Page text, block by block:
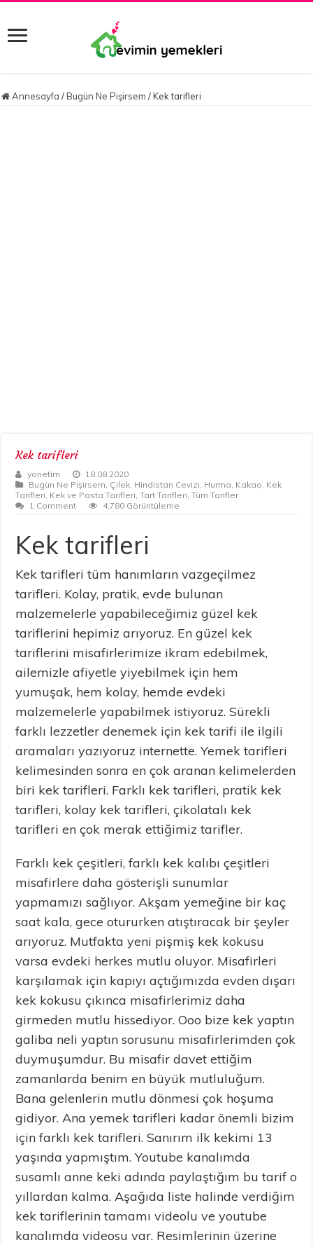
Annesayfa / Bugün Ne Pişirsem / Kek tarifleri
Kek tarifleri
yonetim
18.08.2020
Bugün Ne Pişirsem, Çilek, Hindistan Cevizi, Hurma, Kakao, Kek
Tarifleri, Kek ve Pasta Tarifleri,Tart Tarifleri,Tüm Tarifler
1 Comment
4,780 Görüntüleme
Kek tarifleri
Kek tarifleri tüm hanımların vazgeçilmez
tarifleri. Kolay, pratik, evde bulunan
malzemelerle yapabileceğimiz güzel kek
tariflerini hepimiz arıyoruz. En güzel kek
tariflerini misafirlerimize ikram edebilmek,
ailemizle afiyetle yiyebilmek için hem
yumuşak, hem kolay, hemde evdeki
malzemelerle yapabilmek istiyoruz. Sürekli
farklı lezzetler denemek için kek tarifi ile ilgili
aramaları yazıyoruz internette. Yemek tarifleri
kelimesinden sonra en çok aranan kelimelerden
biri kek tarifleri. Farklı kek tarifleri, pratik kek
tarifleri, kolay kek tarifleri, çikolatalı kek
tarifleri en çok merak ettiğimiz tarifler.
Farklı kek çeşitleri, farklı kek kalıbı çeşitleri
misafirlere daha gösterişli sunumlar
yapmamızı sağlıyor. Akşam yemeğine bir kaç
saat kala, gece otururken atıştıracak bir şeyler
arıyoruz. Mutfakta yeni pişmiş kek kokusu
varsa evdeki herkes mutlu oluyor. Misafirleri
karşılamak için kapıyı açtığımızda evden dışarı
kek kokusu çıkınca misafirlerimiz daha
girmeden mutlu hissediyor. Ooo bize kek yaptın
galiba neli yaptın sorusunu misafirlerimden çok
duymuşumdur. Bu misafir davet ettiğim
zamanlarda benim en büyük mutluluğum.
Bana gelenlerin mutlu dönmesi çok hoşuma
gidiyor. Ana yemek tarifleri kadar önemli bizim
için farklı kek tarifleri. Sanırım ilk kekimi 13
yaşında yapmıştım. Youtube kanalımda
susamlı anne keki adında paylaştığım bu tarif o
yıllardan kalma. Aşağıda liste halinde verdiğim
kek tariflerinin tamamı videolu ve youtube
kanalımda videosu var. Resimlerinin üzerine